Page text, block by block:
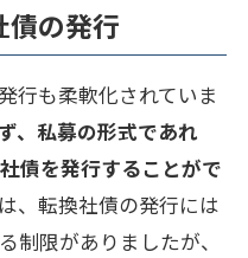
債の発行
行も柔軟化されていま
、私募の形式であれ
債を発行することがで
、転換社債の発行には
制限がありましたが、